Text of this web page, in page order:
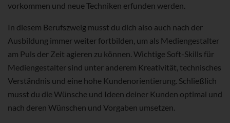
vorkommen und neue Techniken erfunden werden.
In diesem Berufszweig musst du dich also auch nach der
Ausbildung immer weiter fortbilden, um als Mediengestalter
am Puls der Zeit agieren zu können. Wichtige Soft-Skills für
Mediengestalter sind unter anderem Kreativität, technisches
Verständnis und eine hohe Kundenorientierung. Schließlich
musst du die Wünsche und Ideen deiner Kunden optimal und
nach deren Wünschen und Vorgaben umsetzen.